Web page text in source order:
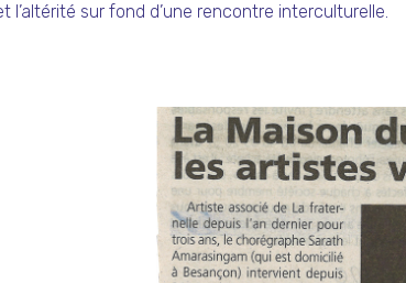
l’altérité sur fond d’une rencontre interculturelle.